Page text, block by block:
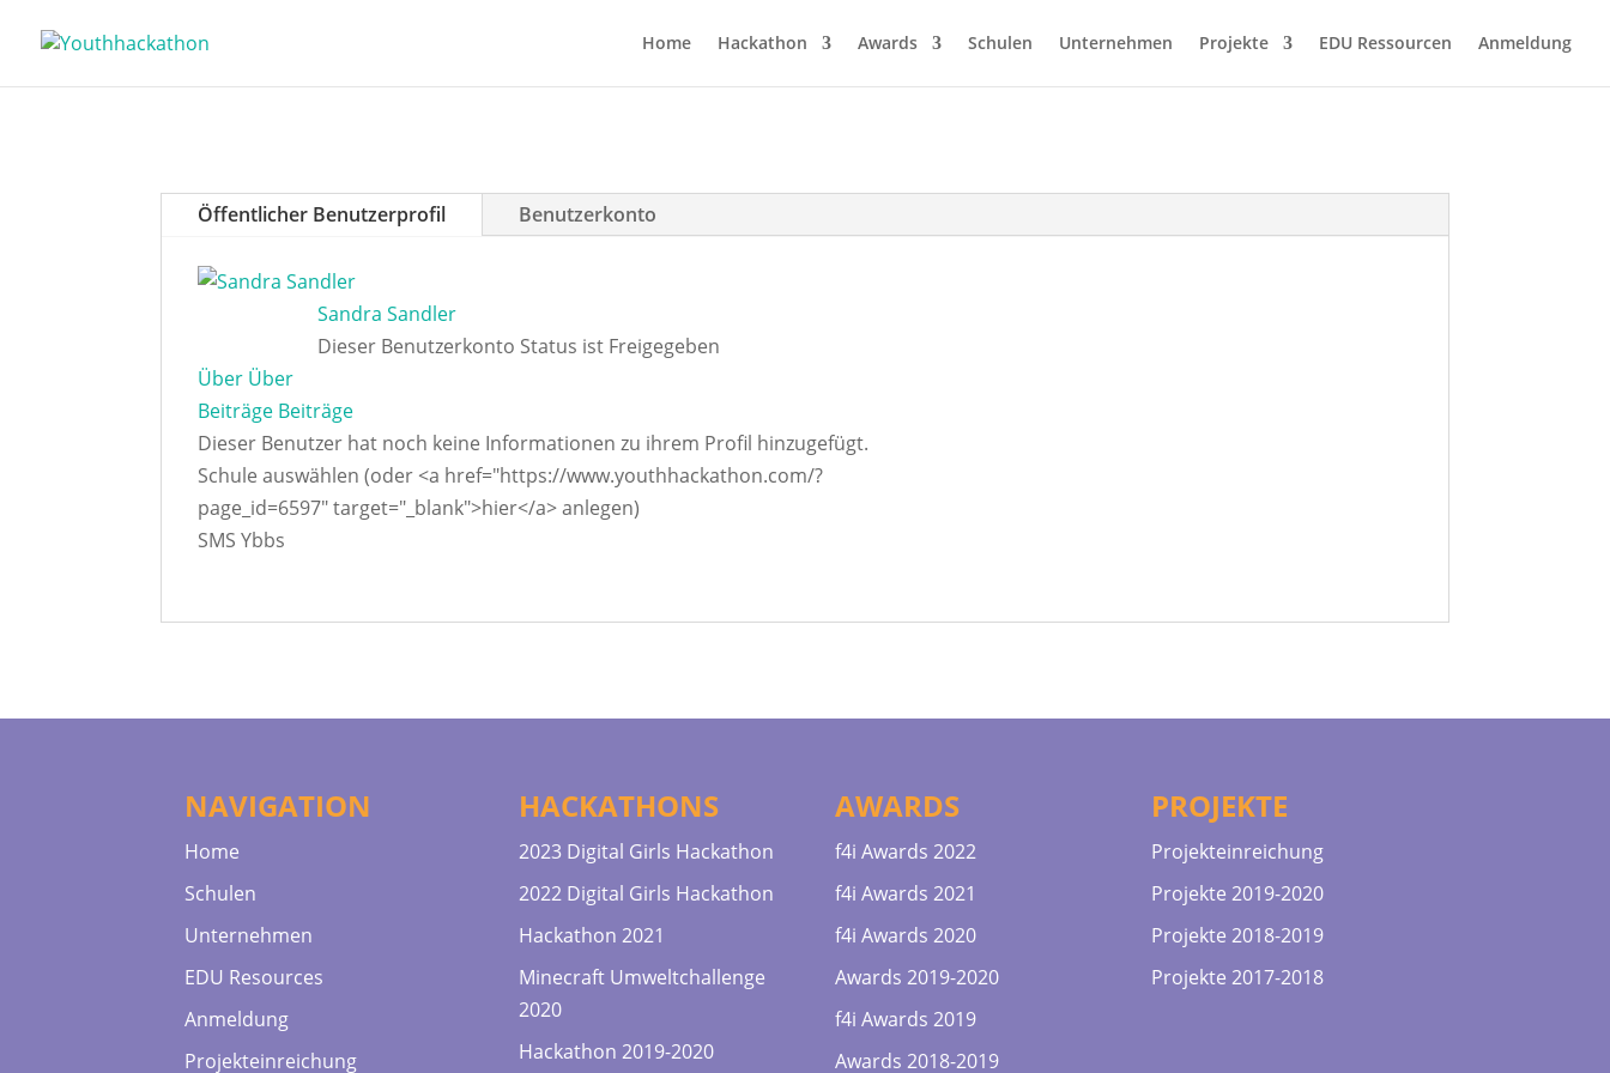
Home Hackathon Awards Schulen Unternehmen Projekte EDU Ressourcen Anmeldung
Öffentlicher Benutzerprofil Benutzerkonto
Sandra Sandler
Dieser Benutzerkonto Status ist Freigegeben
Über Über
Beiträge Beiträge
Dieser Benutzer hat noch keine Informationen zu ihrem Profil hinzugefügt.
Schule auswählen (oder <a href="https://www.youthhackathon.com/?
page_id=6597" target="_blank">hier</a> anlegen)
SMS Ybbs
NAVIGATION
Home
Schulen
Unternehmen
EDU Resources
Anmeldung
Projekteinreichung
HACKATHONS
2023 Digital Girls Hackathon
2022 Digital Girls Hackathon
Hackathon 2021
Minecraft Umweltchallenge
2020
Hackathon 2019-2020
AWARDS
f4i Awards 2022
f4i Awards 2021
f4i Awards 2020
Awards 2019-2020
f4i Awards 2019
Awards 2018-2019
PROJEKTE
Projekteinreichung
Projekte 2019-2020
Projekte 2018-2019
Projekte 2017-2018